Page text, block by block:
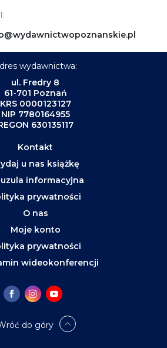
wydawnictwa:
ul. Fredry 8
61-701 Poznań
KRS 0000123127
NIP 7780164955
630135117
Kontakt
u nas książkę
informacyjna
prywatności
O nas
Moje konto
prywatności
wideokonferencji
do góry